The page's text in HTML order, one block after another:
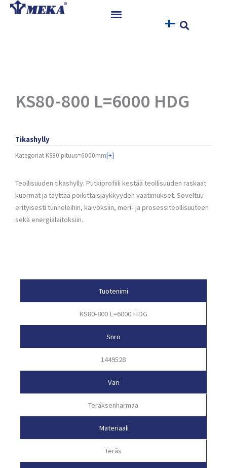
Siirry
KS80-800 L=6000 HDG
Tikashylly
Kategoriat KS80 pituus=6000mm[+]
Teollisuuden tikashylly. Putkiprofiili kestää teollisuuden raskaat
kuormat ja täyttää poikittaisjäykkyyden vaatimukset. Soveltuu
erityisesti tunneleihin, kaivoksiin, meri- ja prosessiteollisuuteen
sekä energialaitoksiin.
Tuotenimi
KS80-800 L=6000 HDG
Snro
1449528
Väri
Teräksenharmaa
Materiaali
Teräs